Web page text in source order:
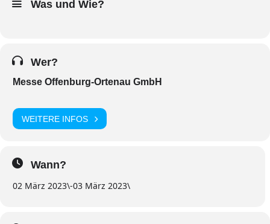
Was und Wie?
Wer?
Messe Offenburg-Ortenau GmbH
WEITERE INFOS
Wann?
02 März 2023\-03 März 2023\